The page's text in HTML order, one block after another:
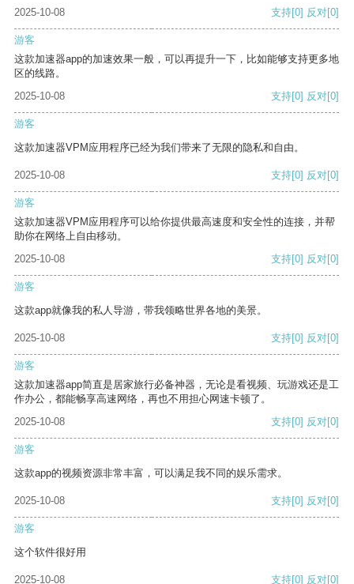
2025-10-08 支持[0] 反对[0]
游客
这款加速器app的加速效果一般，可以再提升一下，比如能够支持更多地
区的线路。
2025-10-08
支持[0] 反对[0]
游客
这款加速器VPM应用程序已经为我们带来了无限的隐私和自由。
2025-10-08 支持[0] 反对[0]
游客
这款加速器VPM应用程序可以给你提供最高速度和安全性的连接，并帮
助你在网络上自由移动。
2025-10-08
支持[0] 反对[0]
游客
这款app就像我的私人导游，带我领略世界各地的美景。
2025-10-08 支持[0] 反对[0]
游客
这款加速器app简直是居家旅行必备神器，无论是看视频、玩游戏还是工
作办公，都能畅享高速网络，再也不用担心网速卡顿了。
2025-10-08
支持[0] 反对[0]
游客
这款app的视频资源非常丰富，可以满足我不同的娱乐需求。
2025-10-08 支持[0] 反对[0]
游客
这个软件很好用
2025-10-08 支持[0] 反对[0]